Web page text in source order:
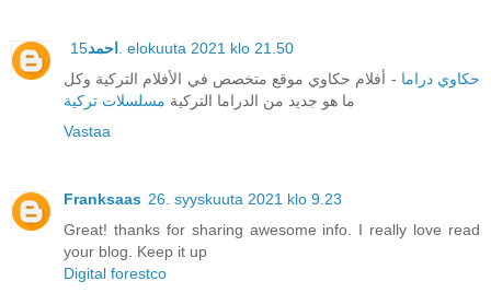
احمد
15. elokuuta 2021 klo 21.50
حكاوي دراما - أفلام حكاوي موقع متخصص في الأفلام التركية وكل
ما هو جديد من الدراما التركية مسلسلات تركية
Vastaa
Franksaas 26. syyskuuta 2021 klo 9.23
Great! thanks for sharing awesome info. I really love read
your blog. Keep it up
Digital forestco